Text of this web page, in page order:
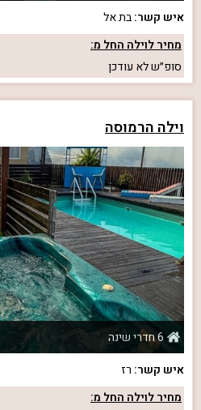
איש קשר:בת אל
מחיר לוילה החל מ:
סופ״שלא עודכן
וילה הרמוסה
6 חדרי שינה
איש קשר: רז
מחיר לוילה החל מ: